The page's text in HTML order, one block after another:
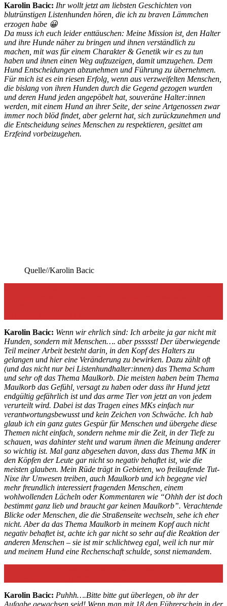
Karolin Bacic: Ihr wollt jetzt am liebsten Geschichten von
blutrünstigen Listenhunden hören, die ich zu braven Lämmchen
erzogen habe 😀
Da muss ich euch leider enttäuschen: Meine Mission ist, den Halter
und ihre Hunde näher zu bringen und ihnen verständlich zu
machen, mit was für einem Charakter & Genetik wir es zu tun
haben und ihnen einen Weg aufzuzeigen, damit umzugehen. Dem
Hund Entscheidungen abzunehmen und Führung zu übernehmen.
Für mich ist es ein riesen Erfolg, wenn aus verzweifelten Menschen,
die bislang von ihren Hunden durch die Gegend gezogen wurden
und deren Hund jeden angepöbelt hat, souveräne Halter:innen
werden, mit einem Hund an ihrer Seite, der seine Artgenossen zwar
immer noch blöd findet, aber gelernt hat, sich zurückzunehmen und
die Entscheidung seines Menschen zu respektieren, gesittet am
Erzfeind vorbeizugehen.
Quelle//Karolin Bacic
Karolin Bacic: Wenn wir ehrlich sind: Ich arbeite ja gar nicht mit
Hunden, sondern mit Menschen…. aber pssssst! Der überwiegende
Teil meiner Arbeit besteht darin, in den Kopf des Halters zu
gelangen und hier eine Veränderung zu bewirken. Dazu zählt oft
(und das nicht nur bei Listenhundhalter:innen) das Thema Scham
und sehr oft das Thema Maulkorb. Die meisten haben beim Thema
Maulkorb das Gefühl, versagt zu haben oder dass ihr Hund jetzt
endgültig gefährlich ist und das arme Tier von jetzt an von jedem
verurteilt wird. Dabei ist das Tragen eines MKs einfach nur
verantwortungsbewusst und kein Zeichen von Schwäche. Ich hab
glaub ich ein ganz gutes Gespür für Menschen und übergehe diese
Themen nicht einfach, sondern nehme mir die Zeit, in der Tiefe zu
schauen, was dahinter steht und warum ihnen die Meinung anderer
so wichtig ist. Mal ganz abgesehen davon, dass das Thema MK in
den Köpfen der Leute gar nicht so negativ behaftet ist, wie die
meisten glauben. Mein Rüde trägt in Gebieten, wo freilaufende Tut-
Nixe ihr Unwesen treiben, auch Maulkorb und ich begegne viel
mehr freundlich interessiert fragenden Menschen, einem
wohlwollenden Lächeln oder Kommentaren wie “Ohhh der ist doch
bestimmt ganz lieb und braucht gar keinen Maulkorb”. Verachtende
Blicke oder Menschen, die die Straßenseite wechseln, sehe ich eher
nicht. Aber da das Thema Maulkorb in meinem Kopf auch nicht
negativ behaftet ist, achte ich gar nicht so sehr auf die Reaktion der
anderen Menschen – sie ist mir schlichtweg egal, weil ich nur mir
und meinem Hund eine Rechenschaft schulde, sonst niemandem.
Karolin Bacic: Puhhh….Bitte bitte gut überlegen, ob ihr der